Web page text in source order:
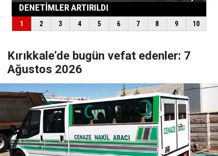
Kırıkkale’de bugün vefat edenler: 7
Ağustos 2026